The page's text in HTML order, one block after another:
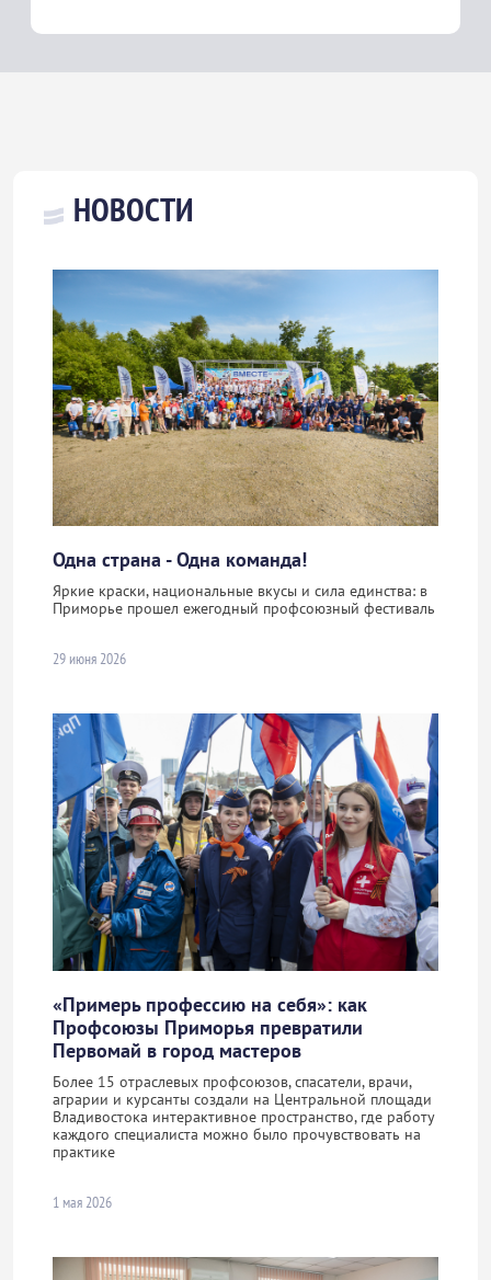
НОВОСТИ
Одна страна - Одна команда!
Яркие краски, национальные вкусы и сила единства: в
Приморье прошел ежегодный профсоюзный фестиваль
29 июня 2026
«Примерь профессию на себя»: как
Профсоюзы Приморья превратили
Первомай в город мастеров
Более 15 отраслевых профсоюзов, спасатели, врачи,
аграрии и курсанты создали на Центральной площади
Владивостока интерактивное пространство, где работу
каждого специалиста можно было прочувствовать на
практике
1 мая 2026